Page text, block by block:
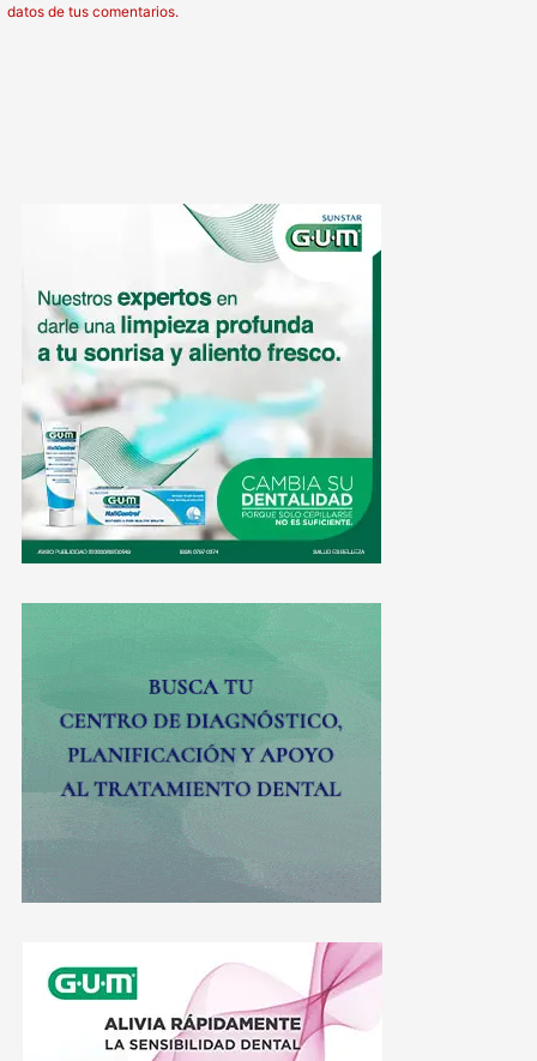
datos de tus comentarios.